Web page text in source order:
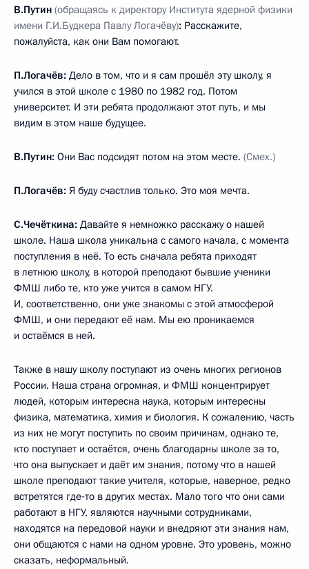
В.Путин (обращаясь к директору Института ядерной физики
имени Г.И.Будкера Павлу Логачёву): Расскажите,
пожалуйста, как они Вам помогают.
П.Логачёв: Дело в том, что и я сам прошёл эту школу, я
учился в этой школе с 1980 по 1982 год. Потом
университет. И эти ребята продолжают этот путь, и мы
видим в этом наше будущее.
В.Путин: Они Вас подсидят потом на этом месте. (Смех.)
П.Логачёв: Я буду счастлив только. Это моя мечта.
С.Чечёткина: Давайте я немножко расскажу о нашей
школе. Наша школа уникальна с самого начала, с момента
поступления в неё. То есть сначала ребята приходят
в летнюю школу, в которой преподают бывшие ученики
ФМШ либо те, кто уже учится в самом НГУ.
И, соответственно, они уже знакомы с этой атмосферой
ФМШ, и они передают её нам. Мы ею проникаемся
и остаёмся в ней.
Также в нашу школу поступают из очень многих регионов
России. Наша страна огромная, и ФМШ концентрирует
людей, которым интересна наука, которым интересны
физика, математика, химия и биология. К сожалению, часть
из них не могут поступить по своим причинам, однако те,
кто поступает и остаётся, очень благодарны школе за то,
что она выпускает и даёт им знания, потому что в нашей
школе преподают такие учителя, которые, наверное, редко
встретятся где‑то в других местах. Мало того что они сами
работают в НГУ, являются научными сотрудниками,
находятся на передовой науки и внедряют эти знания нам,
они общаются с нами на одном уровне. Это уровень, можно
сказать, неформальный.